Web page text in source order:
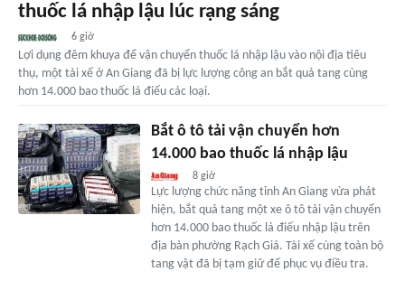
thuốc lá nhập lậu lúc rạng sáng
6 giờ
Lợi dụng đêm khuya để vận chuyển thuốc lá nhập lậu vào nội địa tiêu
thụ, một tài xế ở An Giang đã bị lực lượng công an bắt quả tang cùng
hơn 14.000 bao thuốc lá điếu các loại.
Bắt ô tô tải vận chuyển hơn
14.000 bao thuốc lá nhập lậu
8 giờ
Lực lượng chức năng tỉnh An Giang vừa phát
hiện, bắt quả tang một xe ô tô tải vận chuyển
hơn 14.000 bao thuốc lá điếu nhập lậu trên
địa bàn phường Rạch Giá. Tài xế cùng toàn bộ
tang vật đã bị tạm giữ để phục vụ điều tra.